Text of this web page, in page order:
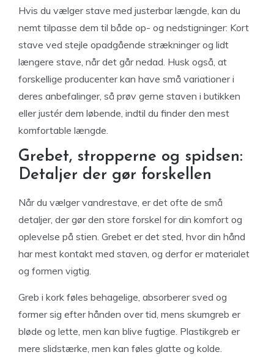
Hvis du vælger stave med justerbar længde, kan du
nemt tilpasse dem til både op- og nedstigninger: Kort
stave ved stejle opadgående strækninger og lidt
længere stave, når det går nedad. Husk også, at
forskellige producenter kan have små variationer i
deres anbefalinger, så prøv gerne staven i butikken
eller justér dem løbende, indtil du finder den mest
komfortable længde.
Grebet, stropperne og spidsen:
Detaljer der gør forskellen
Når du vælger vandrestave, er det ofte de små
detaljer, der gør den store forskel for din komfort og
oplevelse på stien. Grebet er det sted, hvor din hånd
har mest kontakt med staven, og derfor er materialet
og formen vigtig.
Greb i kork føles behagelige, absorberer sved og
former sig efter hånden over tid, mens skumgreb er
bløde og lette, men kan blive fugtige. Plastikgreb er
mere slidstærke, men kan føles glatte og kolde.